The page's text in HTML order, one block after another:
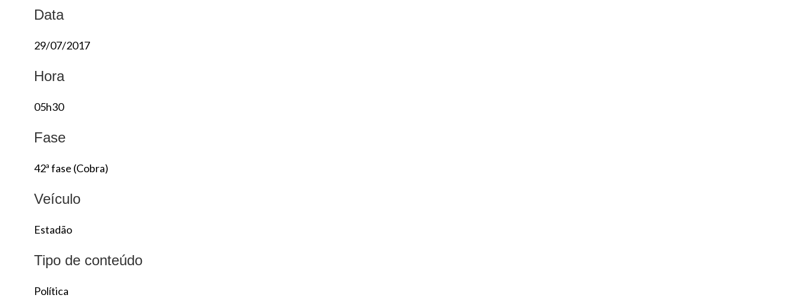
Data
29/07/2017
Hora
05h30
Fase
42ª fase (Cobra)
Veículo
Estadão
Tipo de conteúdo
Política